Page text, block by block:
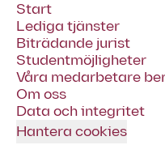
Start
Lediga tjänster
Biträdande jurist
Studentmöjligheter
Våra medarbetare
Om oss
Data och integritet
Hantera cookies